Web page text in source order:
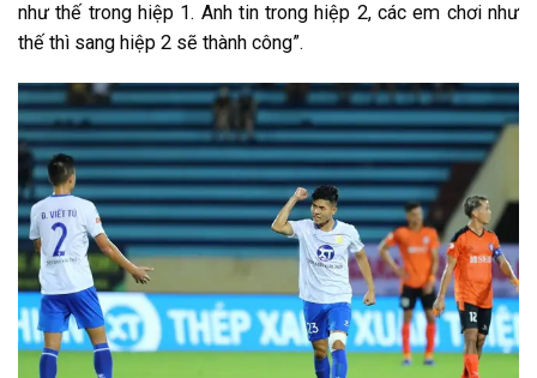
như thế trong hiệp 1. Anh tin trong hiệp 2, các em chơi như
thế thì sang hiệp 2 sẽ thành công”.